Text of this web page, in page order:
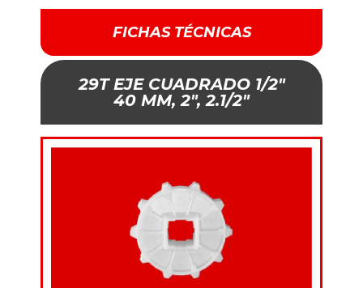
FICHAS TÉCNICAS
29T EJE CUADRADO 1/2"
40 MM, 2", 2.1/2"